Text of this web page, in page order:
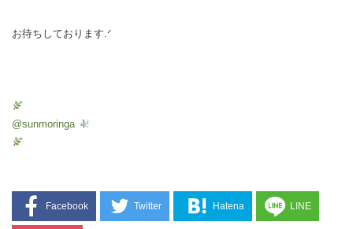
お待ちしております.ᐟ
@sunmoringa
Facebook Twitter Hatena LINE